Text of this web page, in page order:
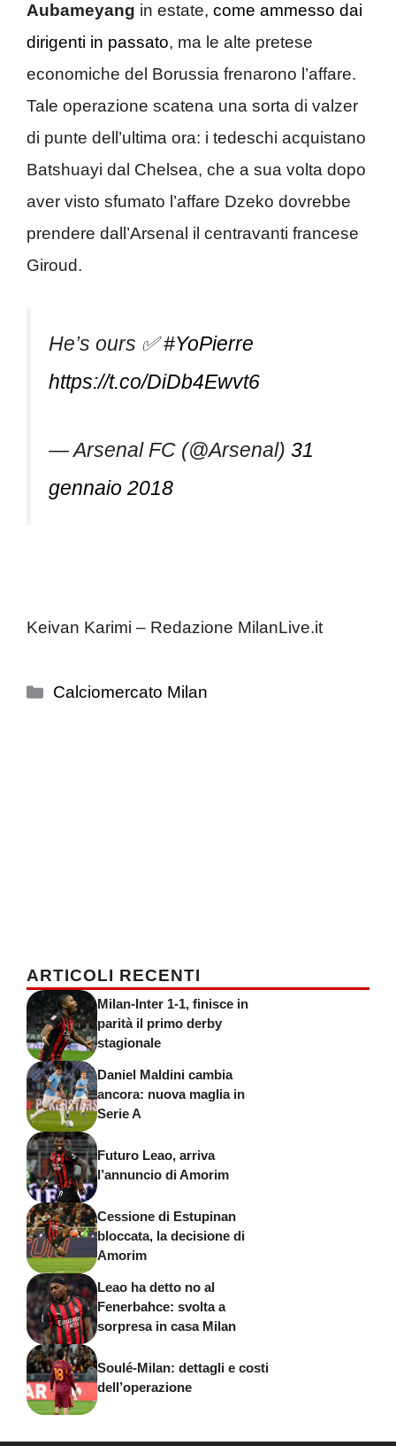
Aubameyang in estate, come ammesso dai
dirigenti in passato, ma le alte pretese
economiche del Borussia frenarono l’affare.
Tale operazione scatena una sorta di valzer
di punte dell’ultima ora: i tedeschi acquistano
Batshuayi dal Chelsea, che a sua volta dopo
aver visto sfumato l’affare Dzeko dovrebbe
prendere dall’Arsenal il centravanti francese
Giroud.
He’s ours ✅#YoPierre
https://t.co/DiDb4Ewvt6
— Arsenal FC (@Arsenal) 31
gennaio 2018
Keivan Karimi – Redazione MilanLive.it
Categorie
Calciomercato Milan
ARTICOLI RECENTI
Milan-Inter 1-1, finisce in
parità il primo derby
stagionale
Daniel Maldini cambia
ancora: nuova maglia in
Serie A
Futuro Leao, arriva
l’annuncio di Amorim
Cessione di Estupinan
bloccata, la decisione di
Amorim
Leao ha detto no al
Fenerbahce: svolta a
sorpresa in casa Milan
Soulé-Milan: dettagli e costi
dell’operazione